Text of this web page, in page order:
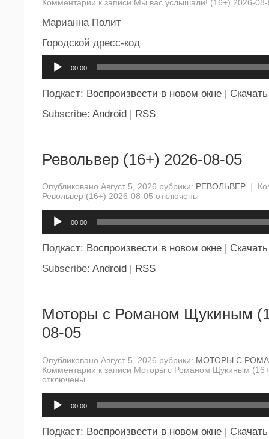
Комментарии к записи Мы вас услышали! (16+) 2026-
Марианна Полит
Городской дресс-код
00:00
Подкаст: Воспроизвести в новом окне | Скачать
Subscribe: Android | RSS
Револьвер (16+) 2026-08-05
Опубликовано Август 5, 2026 рубрики: РЕВОЛЬВЕР |
Револьвер (16+) 2026-08-05 отключены
00:00
Подкаст: Воспроизвести в новом окне
Скачать
Subscribe: Android RSS
Моторы с Романом Щукиным
08-05
Опубликовано Август 5, 2026 рубрики: МОТОРЫ С
Комментарии к записи Моторы с Романом Щукиным
отключены
00:00
Подкаст: Воспроизвести в новом окне | Скачать